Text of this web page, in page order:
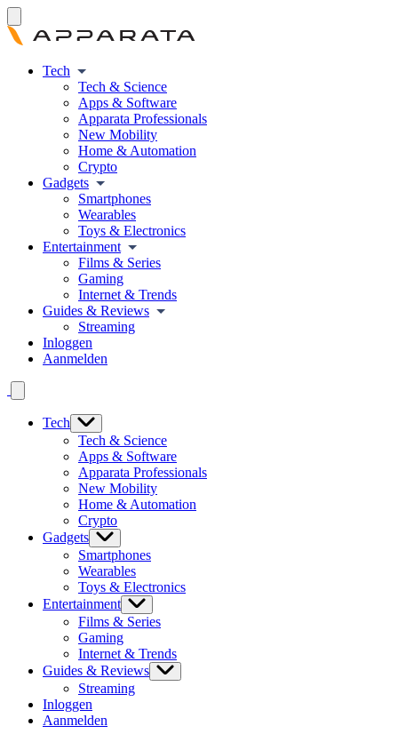
Tech
Tech & Science
Apps & Software
Apparata Professionals
New Mobility
Home & Automation
Crypto
Gadgets
Smartphones
Wearables
Toys & Electronics
Entertainment
Films & Series
Gaming
Internet & Trends
Guides & Reviews
Streaming
Inloggen
Aanmelden
Tech
Tech & Science
Apps & Software
Apparata Professionals
New Mobility
Home & Automation
Crypto
Gadgets
Smartphones
Wearables
Toys & Electronics
Entertainment
Films & Series
Gaming
Internet & Trends
Guides & Reviews
Streaming
Inloggen
Aanmelden